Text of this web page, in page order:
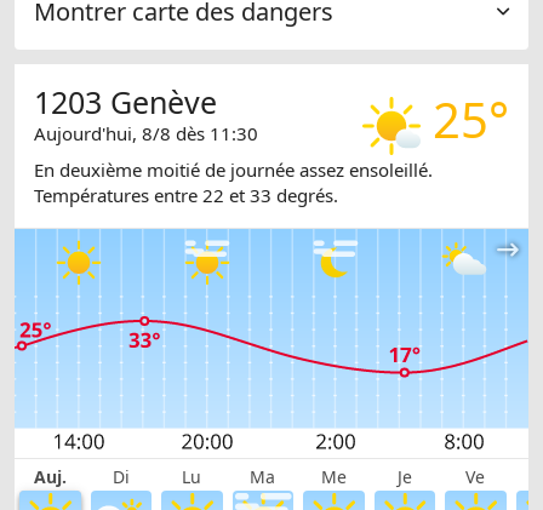
Montrer carte des dangers
25°
1203 Genève
Aujourd'hui, 8/8 dès 11:30
En deuxième moitié de journée assez ensoleillé.
Températures entre 22 et 33 degrés.
Auj. Di Lu Ma Me Je Ve